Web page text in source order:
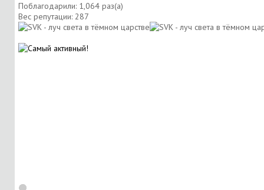
Поблагодарили: 1,064 раз(а)
Вес репутации: 287